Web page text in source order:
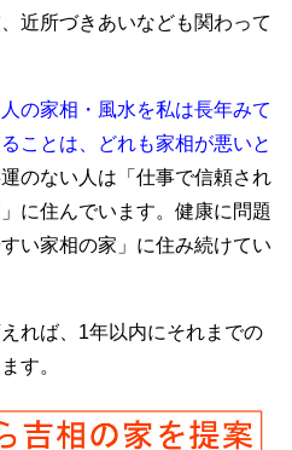
近所づきあいなども関わって
の家相・風水を私は長年みて
ことは、どれも家相が悪いと
のない人は「仕事で信頼され
に住んでいます。健康に問題
い家相の家」に住み続けてい
れば、1年以内にそれまでの
す。